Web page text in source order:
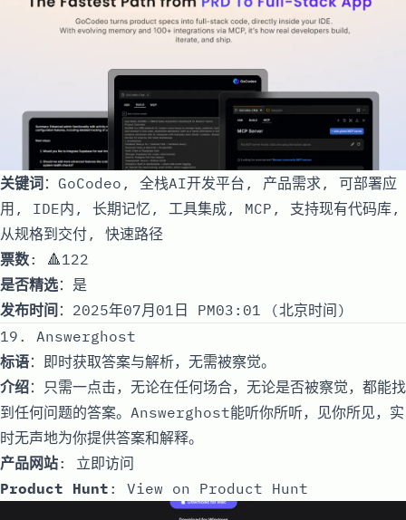
关键词：GoCodeo, 全栈AI开发平台, 产品需求, 可部署应
用, IDE内, 长期记忆, 工具集成, MCP, 支持现有代码库,
从规格到交付, 快速路径
票数: 🔺122
是否精选：是
发布时间 ：2025年07月01日 PM03:01 (北京时间)
19. Answerghost
标语：即时获取答案与解析，无需被察觉。
介绍：只需一点击，无论在任何场合，无论是否被察觉，都能找
到任何问题的答案。Answerghost能听你所听，见你所见，实
时无声地为你提供答案和解释。
产品网站: 立即访问
Product Hunt : View on Product Hunt